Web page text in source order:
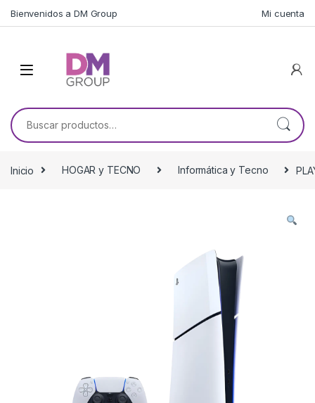
Bienvenidos a DM Group Mi cuenta
Buscar por:
Inicio HOGAR y TECNO Informática y Tecno